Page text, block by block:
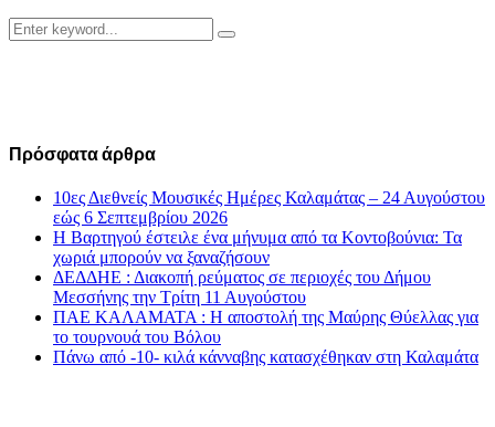
Search
for:
Search
Πρόσφατα άρθρα
10ες Διεθνείς Μουσικές Ημέρες Καλαμάτας – 24 Αυγούστου
εώς 6 Σεπτεμβρίου 2026
Η Βαρτηγού έστειλε ένα μήνυμα από τα Κοντοβούνια: Τα
χωριά μπορούν να ξαναζήσουν
ΔΕΔΔΗΕ : Διακοπή ρεύματος σε περιοχές του Δήμου
Μεσσήνης την Τρίτη 11 Αυγούστου
ΠΑΕ ΚΑΛΑΜΑΤΑ : Η αποστολή της Μαύρης Θύελλας για
το τουρνουά του Βόλου
Πάνω από -10- κιλά κάνναβης κατασχέθηκαν στη Καλαμάτα